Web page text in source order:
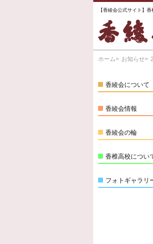
【香綾会公式サイト】
ホーム お知らせ
香綾会について
香綾会情報
香綾会の輪
香椎高校につい
フォトギャラリ